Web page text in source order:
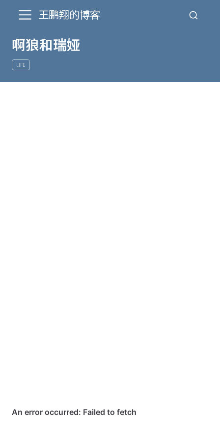
王鹏翔的博客
啊狼和瑞娅
LIFE